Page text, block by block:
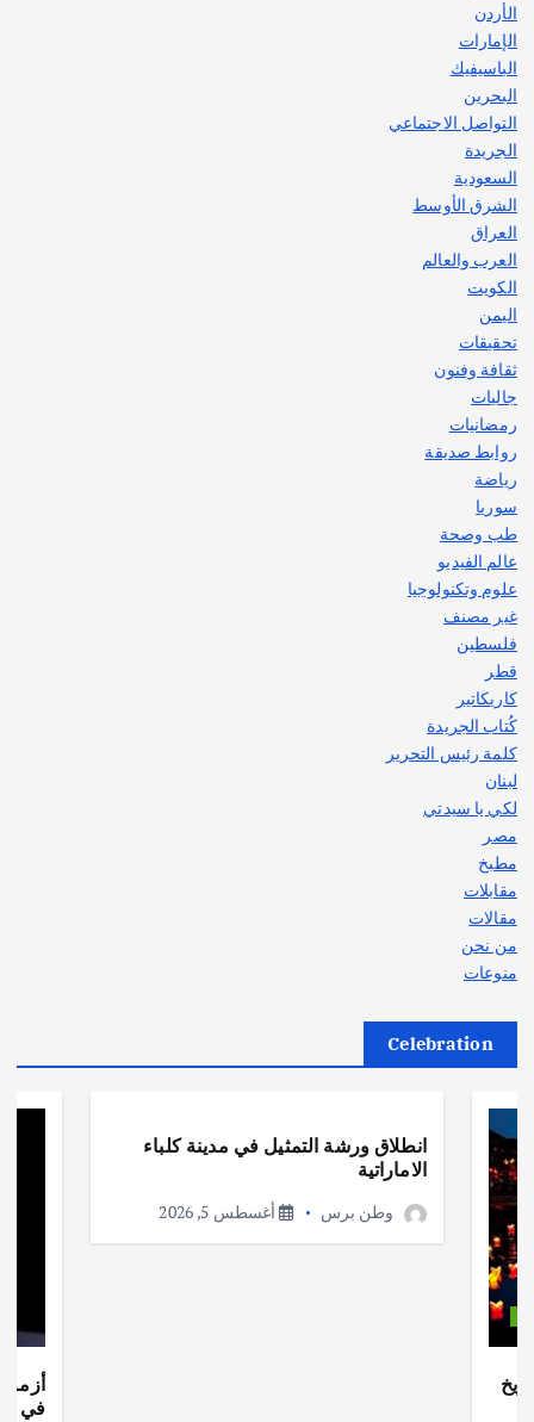
الأردن
الإمارات
الباسيفيك
البحرين
التواصل الاجتماعي
الجريدة
السعودية
الشرق الأوسط
العراق
العرب والعالم
الكويت
اليمن
تحقيقات
ثقافة وفنون
جاليات
رمضانيات
روابط صديقة
رياضة
سوريا
طب وصحة
عالم الفيديو
علوم وتكنولوجيا
غير مصنف
فلسطين
قطر
كاريكاتير
كُتاب الجريدة
كلمة رئيس التحرير
لبنان
لكي يا سيدتي
مصر
مطبخ
مقابلات
مقالات
من نحن
منوعات
Celebration
انطلاق ورشة التمثيل في مدينة كلباء
الاماراتية
وطن برس أغسطس 5, 2026
أزمة
في